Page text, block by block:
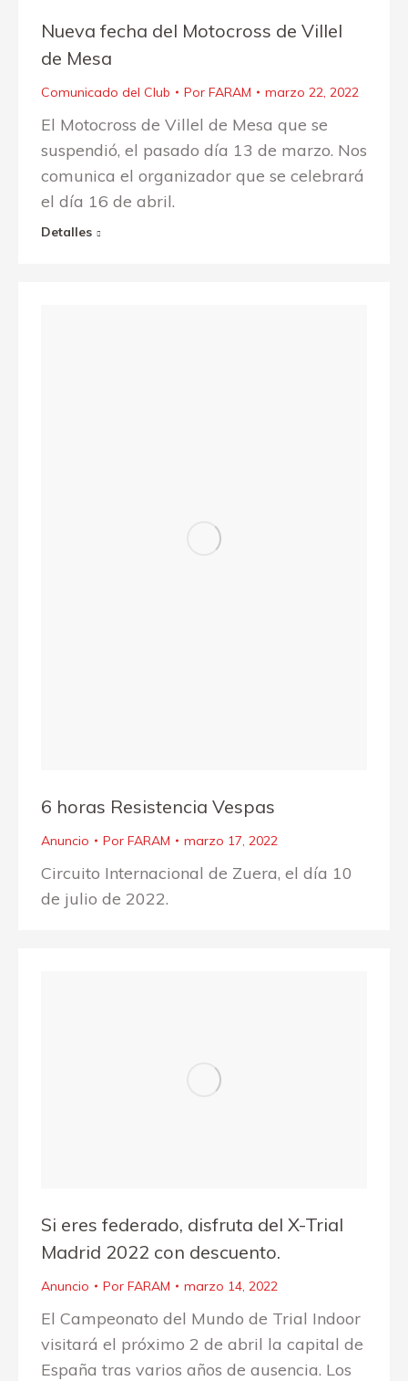
Nueva fecha del Motocross de Villel
de Mesa
Comunicado del Club Por FARAM marzo 22, 2022
El Motocross de Villel de Mesa que se
suspendió, el pasado día 13 de marzo. Nos
comunica el organizador que se celebrará
el día 16 de abril.
Detalles
6 horas Resistencia Vespas
Anuncio Por FARAM marzo 17, 2022
Circuito Internacional de Zuera, el día 10
de julio de 2022.
Si eres federado, disfruta del X-Trial
Madrid 2022 con descuento.
Anuncio Por FARAM marzo 14, 2022
El Campeonato del Mundo de Trial Indoor
visitará el próximo 2 de abril la capital de
España tras varios años de ausencia. Los